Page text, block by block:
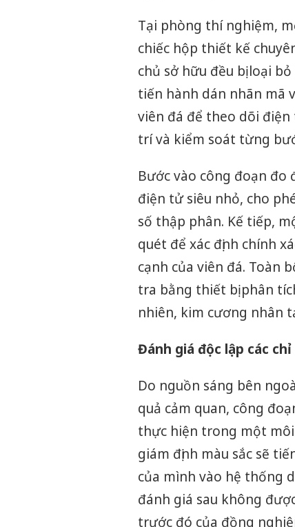
Tại phòng thí nghiệm,
chiếc hộp thiết kế
chủ sở hữu đều bị loại
tiến hành dán nhãn mã
viên đá để theo dõi điện
trí và kiểm soát từng
Bước vào công đoạn đo
điện tử siêu nhỏ, cho
số thập phân. Kế tiếp,
quét để xác định chính
cạnh của viên đá. Toàn
tra bằng thiết bị phân
nhiên, kim cương nhân
Đánh giá độc lập các
Do nguồn sáng bên
quả cảm quan, công
thực hiện trong một môi
giám định màu sắc sẽ
của mình vào hệ thống
đánh giá sau không
trước đó của đồng